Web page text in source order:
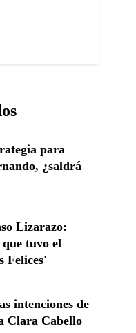
para
¿saldrá
Lizarazo:
tuvo el
Felices'
intenciones de
Clara Cabello